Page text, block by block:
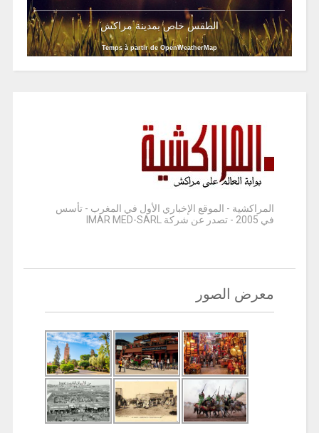
الطقس خاص بمدينة مراكش
Temps à partir de OpenWeatherMap
المراكشية - الموقع الإخباري الأول في المغرب - تأسس
في 2005 - تصدر عن شركة IMAR MED-SARL
معرض الصور